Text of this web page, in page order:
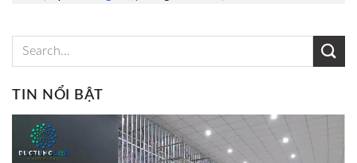
TIN NỔI BẬT